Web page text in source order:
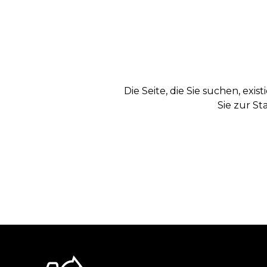
Die Seite, die Sie suchen,
Sie zur